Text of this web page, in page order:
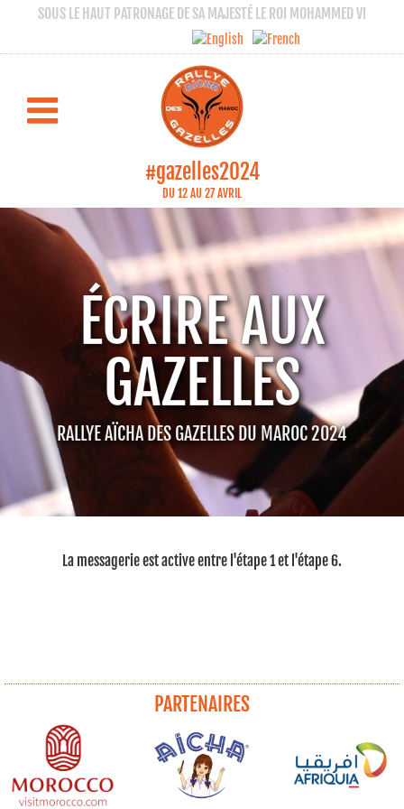
SOUS LE HAUT PATRONAGE DE SA MAJESTÉ LE ROI MOHAMMED VI
#gazelles2024
DU 12 AU 27 AVRIL
ÉCRIRE AUX
GAZELLES
RALLYE AÏCHA DES GAZELLES DU MAROC 2024
La messagerie est active entre l'étape 1 et l'étape 6.
PARTENAIRES